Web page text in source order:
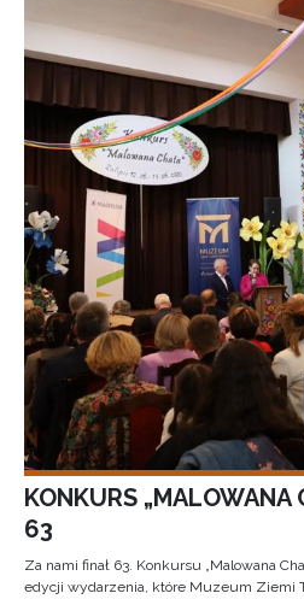
KONKURS „MALOWANA
63
Za nami finał 63. Konkursu „Malowana
edycji wydarzenia, które Muzeum Ziemi